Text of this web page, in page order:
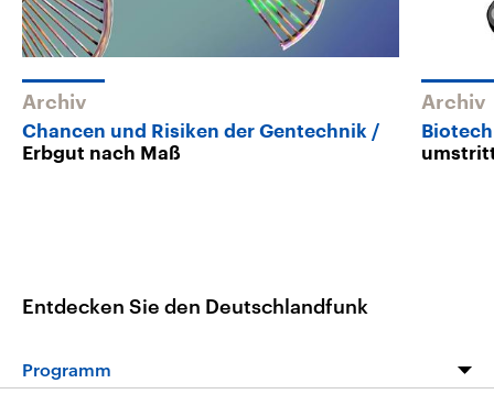
Archiv
Chancen und Risiken der Gentechnik
Erbgut nach Maß
Archiv
Entdecken Sie den Deutschlandfunk
Programm